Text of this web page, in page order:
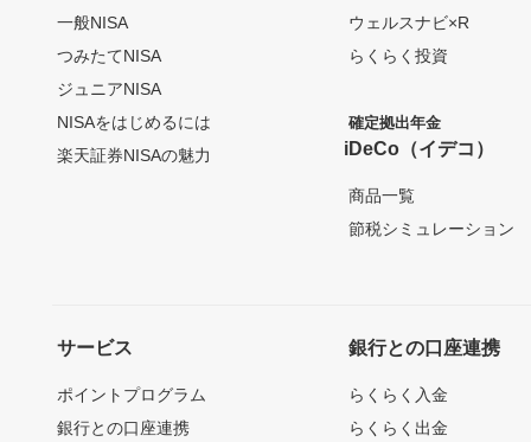
一般NISA
つみたてNISA
ジュニアNISA
NISAをはじめるには
楽天証券NISAの魅力
ウェルスナビ×R
らくらく投資
確定拠出年金
iDeCo（イデコ）
商品一覧
節税シミュレーション
サービス
ポイントプログラム
銀行との口座連携
銀行との口座連携
らくらく入金
らくらく出金